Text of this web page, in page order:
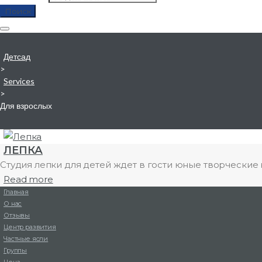
Поиск
Детсад
>
Services
>
Для взрослых
ЛЕПКА
Студия лепки для детей ждет в гости юные
Read more
Главная
О нас
Отзывы
Центр развития
Частные ясли
Группы